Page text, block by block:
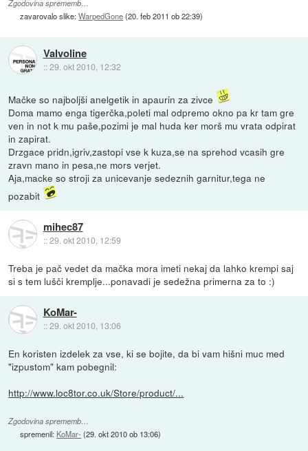
Zgodovina sprememb…
zavarovalo slike:WarpedGone(20. feb 2011 ob 22:39)
Valvoline
::29. okt 2010, 12:32
Mačke so najboljši anelgetik in apaurin za zivce
Doma mamo enga tigerčka,poleti mal odpremo okno pa kr tam gre
ven in not k mu paše,pozimi je mal huda ker morš mu vrata odpirat
in zapirat.
Drzgace pridn,igriv,zastopi vse k kuza,se na sprehod vcasih gre
zravn mano in pesa,ne mors verjet.
Aja,macke so stroji za unicevanje sedeznih garnitur,tega ne
pozabit
mihec87
::29. okt 2010, 12:59
Treba je pač vedet da mačka mora imeti nekaj da lahko krempi saj
si s tem lušči kremplje...ponavadi je sedežna primerna za to :)
KoMar-
::29. okt 2010, 13:06
En koristen izdelek za vse, ki se bojite, da bi vam hišni muc med
"izpustom" kam pobegnil:
http://www.loc8tor.co.uk/Store/product/...
Zgodovina sprememb…
spremenil: KoMar- (29. okt 2010 ob 13:06)